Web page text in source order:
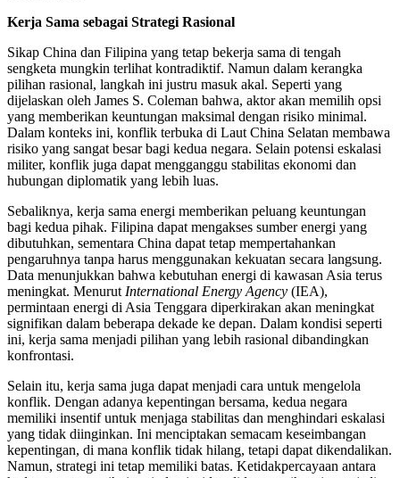
Kerja Sama sebagai Strategi Rasional
Sikap China dan Filipina yang tetap bekerja sama di tengah
sengketa mungkin terlihat kontradiktif. Namun dalam kerangka
pilihan rasional, langkah ini justru masuk akal. Seperti yang
dijelaskan oleh James S. Coleman bahwa, aktor akan memilih opsi
yang memberikan keuntungan maksimal dengan risiko minimal.
Dalam konteks ini, konflik terbuka di Laut China Selatan membawa
risiko yang sangat besar bagi kedua negara. Selain potensi eskalasi
militer, konflik juga dapat mengganggu stabilitas ekonomi dan
hubungan diplomatik yang lebih luas.
Sebaliknya, kerja sama energi memberikan peluang keuntungan
bagi kedua pihak. Filipina dapat mengakses sumber energi yang
dibutuhkan, sementara China dapat tetap mempertahankan
pengaruhnya tanpa harus menggunakan kekuatan secara langsung.
Data menunjukkan bahwa kebutuhan energi di kawasan Asia terus
meningkat. Menurut International Energy Agency (IEA),
permintaan energi di Asia Tenggara diperkirakan akan meningkat
signifikan dalam beberapa dekade ke depan. Dalam kondisi seperti
ini, kerja sama menjadi pilihan yang lebih rasional dibandingkan
konfrontasi.
Selain itu, kerja sama juga dapat menjadi cara untuk mengelola
konflik. Dengan adanya kepentingan bersama, kedua negara
memiliki insentif untuk menjaga stabilitas dan menghindari eskalasi
yang tidak diinginkan. Ini menciptakan semacam keseimbangan
kepentingan, di mana konflik tidak hilang, tetapi dapat dikendalikan.
Namun, strategi ini tetap memiliki batas. Ketidakpercayaan antara